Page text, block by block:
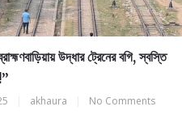
উদ্ধার ট্রেনের বগি, স্বস্তি
akhaura No Comments